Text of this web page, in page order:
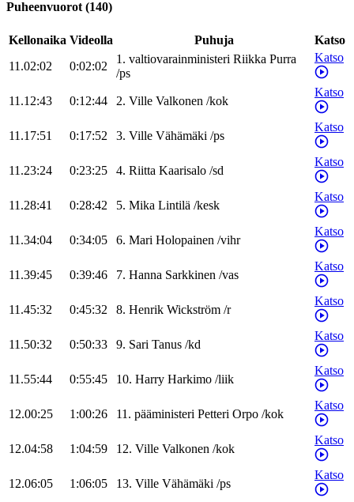
Puheenvuorot (140)
Kellonaika Videolla Puhuja
Katso
11.02:02
0:02:02
1. valtiovarainministeri Riikka Purra
/ps
Katso
11.12:43 0:12:44 2. Ville Valkonen /kok
Katso
11.17:51 0:17:52 3. Ville Vähämäki /ps
Katso
11.23:24 0:23:25 4. Riitta Kaarisalo /sd
Katso
11.28:41 0:28:42 5. Mika Lintilä /kesk
Katso
11.34:04 0:34:05 6. Mari Holopainen /vihr
Katso
11.39:45 0:39:46 7. Hanna Sarkkinen /vas
Katso
11.45:32 0:45:32 8. Henrik Wickström /r
Katso
11.50:32 0:50:33 9. Sari Tanus /kd
Katso
11.55:44 0:55:45 10. Harry Harkimo /liik
Katso
12.00:25 1:00:26 11. pääministeri Petteri Orpo /kok
Katso
12.04:58 1:04:59 12. Ville Valkonen /kok
Katso
12.06:05 1:06:05 13. Ville Vähämäki /ps
Katso